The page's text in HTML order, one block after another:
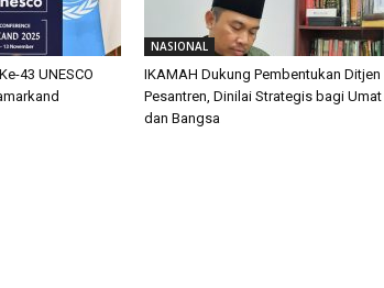
43 UNESCO
NASIONAL
IKAMAH Dukung Pembentukan Ditjen
Pesantren, Dinilai Strategis bagi Umat
dan Bangsa